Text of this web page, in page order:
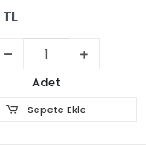
Adet
Sepete Ekle